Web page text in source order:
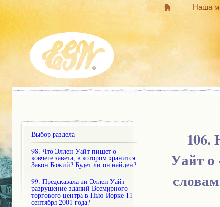
Наша
Выбор раздела
98. Что Эллен Уайт пишет о
ковчеге завета, в котором хранится
Закон Божий? Будет ли он найден?
99. Предсказала ли Эллен Уайт
разрушение зданий Всемирного
торгового центра в Нью-Йорке 11
сентября 2001 года?
106.
Уайт о